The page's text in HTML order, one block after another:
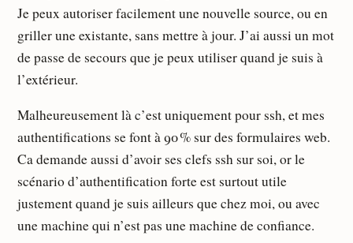
Je peux autoriser facilement une nouvelle source, ou en
griller une existante, sans mettre à jour. J’ai aussi un mot
de passe de secours que je peux utiliser quand je suis à
l’extérieur.
Malheureusement là c’est uniquement pour ssh, et mes
authentifications se font à 90 % sur des formulaires web.
Ca demande aussi d’avoir ses clefs ssh sur soi, or le
scénario d’authentification forte est surtout utile
justement quand je suis ailleurs que chez moi, ou avec
une machine qui n’est pas une machine de confiance.